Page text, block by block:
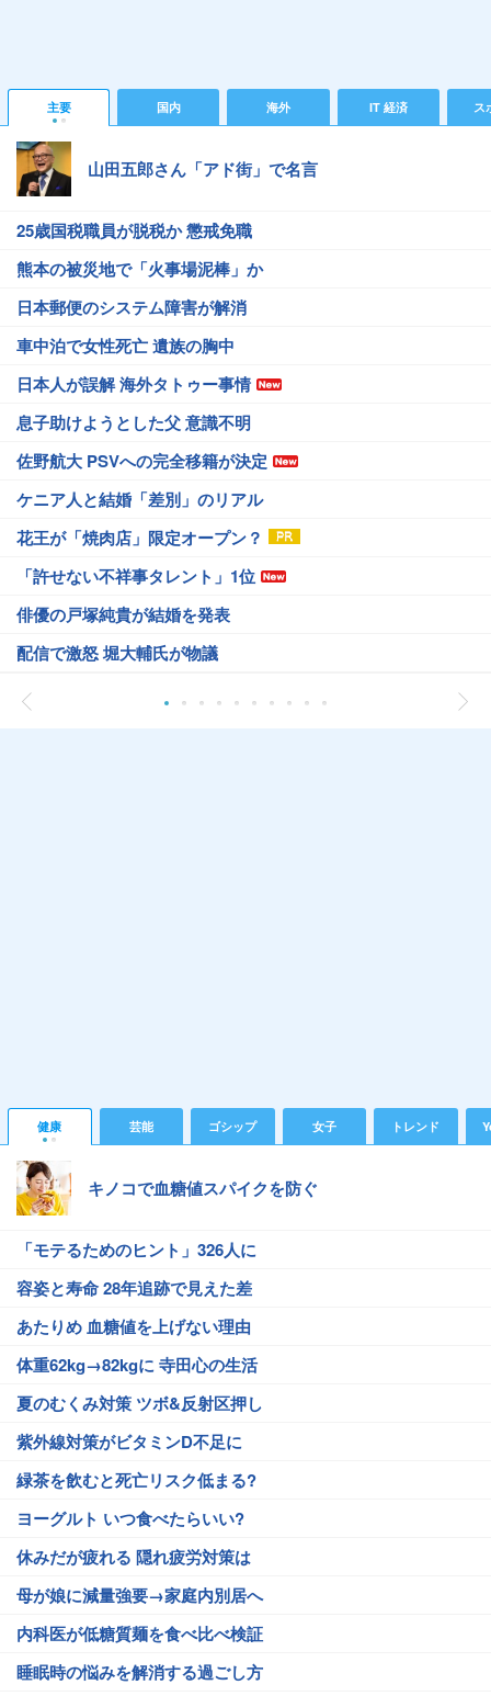
主要 国内 海外 IT 経済 ス
山田五郎さん「アド街」で名言
25歳国税職員が脱税か 懲戒免職
熊本の被災地で「火事場泥棒」か
日本郵便のシステム障害が解消
車中泊で女性死亡 遺族の胸中
日本人が誤解 海外タトゥー事情
息子助けようとした父 意識不明
佐野航大 PSVへの完全移籍が決定
ケニア人と結婚「差別」のリアル
花王が「焼肉店」限定オープン？
「許せない不祥事タレント」1位
俳優の戸塚純貴が結婚を発表
配信で激怒 堀大輔氏が物議
健康 芸能 ゴシップ 女子 トレンド
キノコで血糖値スパイクを防ぐ
「モテるためのヒント」326人に
容姿と寿命 28年追跡で見えた差
あたりめ 血糖値を上げない理由
体重62kg→82kgに 寺田心の生活
夏のむくみ対策 ツボ&反射区押し
紫外線対策がビタミンD不足に
緑茶を飲むと死亡リスク低まる?
ヨーグルト いつ食べたらいい?
休みだが疲れる 隠れ疲労対策は
母が娘に減量強要→家庭内別居へ
内科医が低糖質麺を食べ比べ検証
睡眠時の悩みを解消する過ごし方